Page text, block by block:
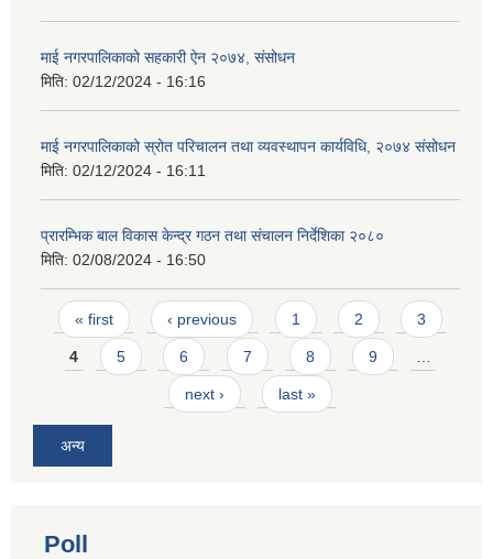
माई नगरपालिकाको सहकारी ऐन २०७४, संसोधन
मिति: 02/12/2024 - 16:16
माई नगरपालिकाको स्रोत परिचालन तथा व्यवस्थापन कार्यविधि, २०७४ संसोधन
मिति: 02/12/2024 - 16:11
प्रारम्भिक बाल विकास केन्द्र गठन तथा संचालन निर्देशिका २०८०
मिति: 02/08/2024 - 16:50
Pages
« first ‹ previous 1 2 3
4 5 6 7 8 9 …
next › last »
अन्य
Poll